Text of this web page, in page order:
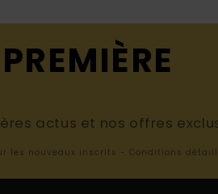
actus et nos offres
les nouveaux inscrits - Conditions